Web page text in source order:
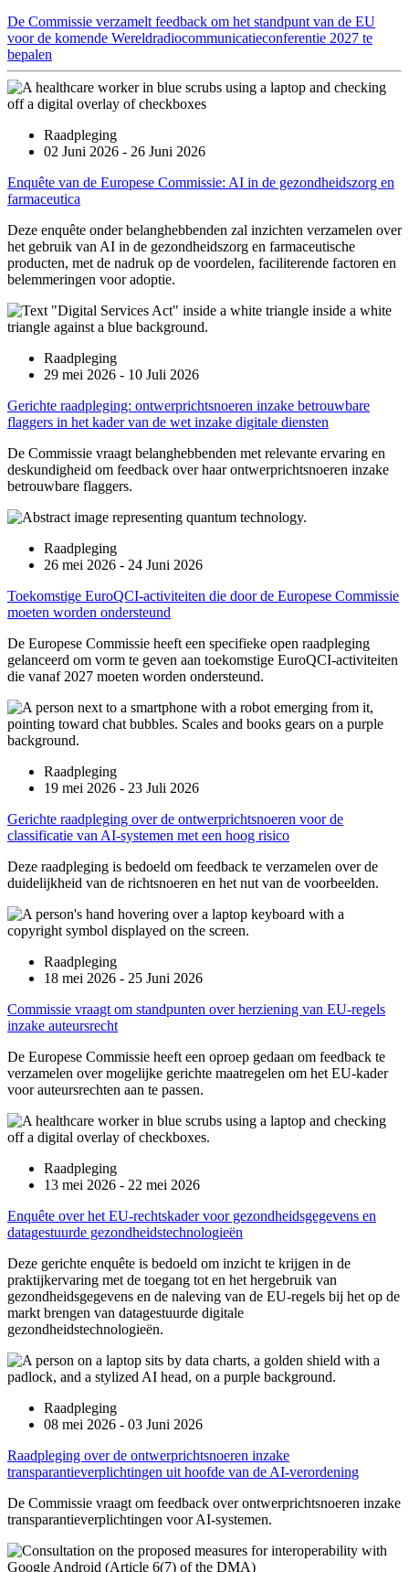
De Commissie verzamelt feedback om het standpunt van de EU
voor de komende Wereldradiocommunicatieconferentie 2027 te
bepalen
Raadpleging
02 Juni 2026 - 26 Juni 2026
Enquête van de Europese Commissie: AI in de gezondheidszorg en
farmaceutica
Deze enquête onder belanghebbenden zal inzichten verzamelen over
het gebruik van AI in de gezondheidszorg en farmaceutische
producten, met de nadruk op de voordelen, faciliterende factoren en
belemmeringen voor adoptie.
Raadpleging
29 mei 2026 - 10 Juli 2026
Gerichte raadpleging: ontwerprichtsnoeren inzake betrouwbare
flaggers in het kader van de wet inzake digitale diensten
De Commissie vraagt belanghebbenden met relevante ervaring en
deskundigheid om feedback over haar ontwerprichtsnoeren inzake
betrouwbare flaggers.
Raadpleging
26 mei 2026 - 24 Juni 2026
Toekomstige EuroQCI-activiteiten die door de Europese Commissie
moeten worden ondersteund
De Europese Commissie heeft een specifieke open raadpleging
gelanceerd om vorm te geven aan toekomstige EuroQCI-activiteiten
die vanaf 2027 moeten worden ondersteund.
Raadpleging
19 mei 2026 - 23 Juli 2026
Gerichte raadpleging over de ontwerprichtsnoeren voor de
classificatie van AI-systemen met een hoog risico
Deze raadpleging is bedoeld om feedback te verzamelen over de
duidelijkheid van de richtsnoeren en het nut van de voorbeelden.
Raadpleging
18 mei 2026 - 25 Juni 2026
Commissie vraagt om standpunten over herziening van EU-regels
inzake auteursrecht
De Europese Commissie heeft een oproep gedaan om feedback te
verzamelen over mogelijke gerichte maatregelen om het EU-kader
voor auteursrechten aan te passen.
Raadpleging
13 mei 2026 - 22 mei 2026
Enquête over het EU-rechtskader voor gezondheidsgegevens en
datagestuurde gezondheidstechnologieën
Deze gerichte enquête is bedoeld om inzicht te krijgen in de
praktijkervaring met de toegang tot en het hergebruik van
gezondheidsgegevens en de naleving van de EU-regels bij het op de
markt brengen van datagestuurde digitale
gezondheidstechnologieën.
Raadpleging
08 mei 2026 - 03 Juni 2026
Raadpleging over de ontwerprichtsnoeren inzake
transparantieverplichtingen uit hoofde van de AI-verordening
De Commissie vraagt om feedback over ontwerprichtsnoeren inzake
transparantieverplichtingen voor AI-systemen.